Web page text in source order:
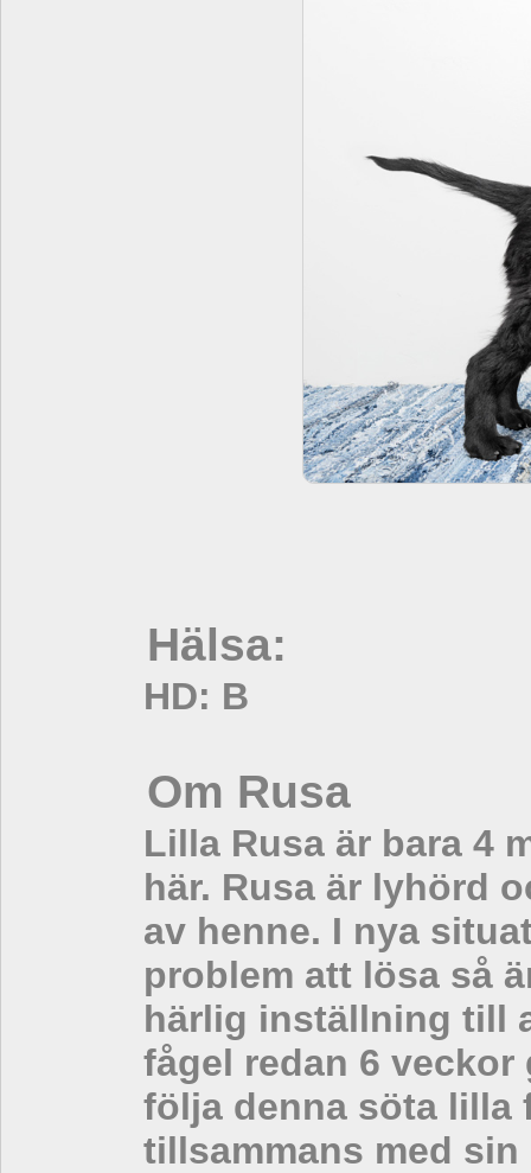
Hälsa:
HD: B
Om Rusa
Lilla Rusa är bara 4
här. Rusa är lyhörd
av henne. I nya
problem att lösa så
härlig inställning till
fågel redan 6 veckor
följa denna söta lilla
tillsammans med